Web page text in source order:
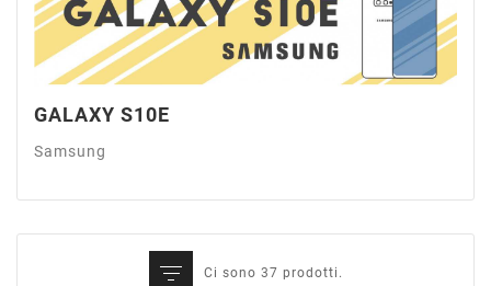
GALAXY S10E
Samsung
Ci sono 37 prodotti.